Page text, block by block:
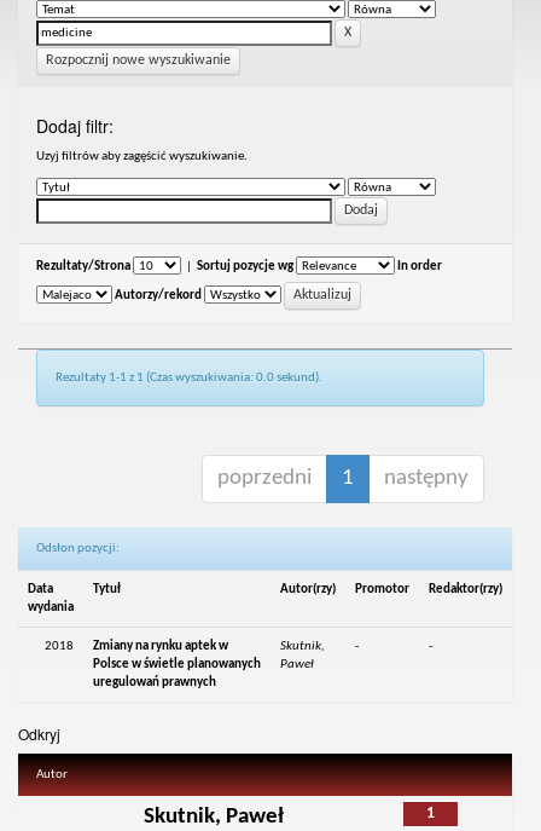
Rozpocznij nowe wyszukiwanie
Dodaj filtr:
Uzyj filtrów aby zagęścić wyszukiwanie.
Rezultaty/Strona Sortuj pozycje wg In order
Autorzy/rekord
Rezultaty 1-1 z 1 (Czas wyszukiwania: 0.0 sekund).
poprzedni 1 następny
Odsłon pozycji:
Data
wydania
Tytuł Autor(rzy) Promotor Redaktor(rzy)
2018
Zmiany na rynku aptek w
Polsce w świetle planowanych
uregulowań prawnych
Skutnik,
Paweł
- -
Odkryj
Autor
1
Skutnik, Paweł